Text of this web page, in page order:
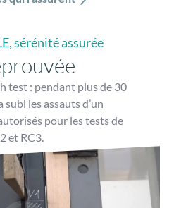
sérénité assurée
test : pendant plus de 30
les assauts d’un
pour les tests de
et RC3.